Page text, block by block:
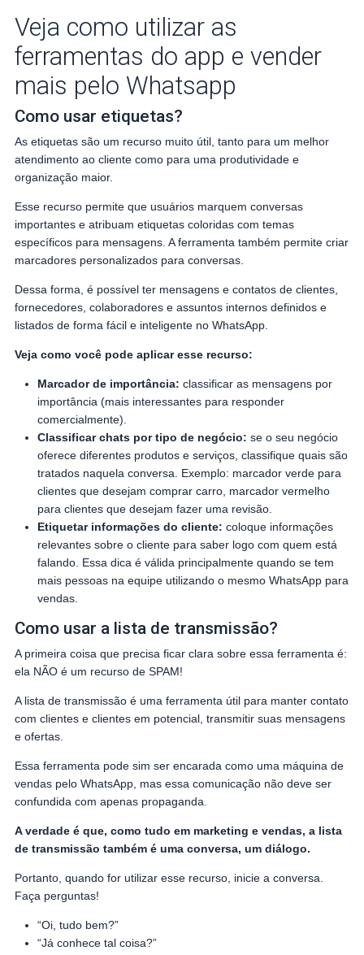
Veja como utilizar as
ferramentas do app e vender
mais pelo Whatsapp
Como usar etiquetas?
As etiquetas são um recurso muito útil, tanto para um melhor
atendimento ao cliente como para uma produtividade e
organização maior.
Esse recurso permite que usuários marquem conversas
importantes e atribuam etiquetas coloridas com temas
específicos para mensagens. A ferramenta também permite criar
marcadores personalizados para conversas.
Dessa forma, é possível ter mensagens e contatos de clientes,
fornecedores, colaboradores e assuntos internos definidos e
listados de forma fácil e inteligente no WhatsApp.
Veja como você pode aplicar esse recurso:
Marcador de importância: classificar as mensagens por
importância (mais interessantes para responder
comercialmente).
Classificar chats por tipo de negócio: se o seu negócio
oferece diferentes produtos e serviços, classifique quais são
tratados naquela conversa. Exemplo: marcador verde para
clientes que desejam comprar carro, marcador vermelho
para clientes que desejam fazer uma revisão.
Etiquetar informações do cliente: coloque informações
relevantes sobre o cliente para saber logo com quem está
falando. Essa dica é válida principalmente quando se tem
mais pessoas na equipe utilizando o mesmo WhatsApp para
vendas.
Como usar a lista de transmissão?
A primeira coisa que precisa ficar clara sobre essa ferramenta é:
ela NÃO é um recurso de SPAM!
A lista de transmissão é uma ferramenta útil para manter contato
com clientes e clientes em potencial, transmitir suas mensagens
e ofertas.
Essa ferramenta pode sim ser encarada como uma máquina de
vendas pelo WhatsApp, mas essa comunicação não deve ser
confundida com apenas propaganda.
A verdade é que, como tudo em marketing e vendas, a lista
de transmissão também é uma conversa, um diálogo.
Portanto, quando for utilizar esse recurso, inicie a conversa.
Faça perguntas!
“Oi, tudo bem?”
“Já conhece tal coisa?”